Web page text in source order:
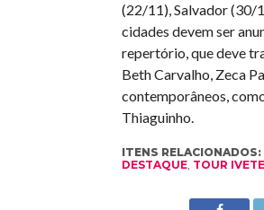
(22/11), Salvador (30/
cidades devem ser
repertório, que deve
Beth Carvalho, Zeca
contemporâneos,
Thiaguinho.
ITENS RELACIONADOS:
DESTAQUE, TOUR